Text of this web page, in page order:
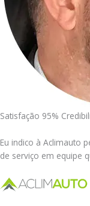
Satisfação 95%
Eu indico à Aclimauto
de serviço em equipe